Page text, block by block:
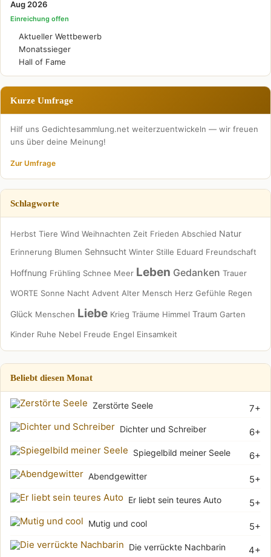
Aug 2026
Einreichung offen
Aktueller Wettbewerb
Monatssieger
Hall of Fame
Kurze Umfrage
Hilf uns Gedichtesammlung.net weiterzuentwickeln — wir freuen
uns über deine Meinung!
Zur Umfrage
Schlagworte
Herbst Tiere Wind Weihnachten Zeit Frieden Abschied Natur
Erinnerung Blumen Sehnsucht Winter Stille Eduard Freundschaft
Hoffnung Frühling Schnee Meer Leben Gedanken Trauer
WORTE Sonne Nacht Advent Alter Mensch Herz Gefühle Regen
Glück Menschen Liebe Krieg Träume Himmel Traum Garten
Kinder Ruhe Nebel Freude Engel Einsamkeit
Beliebt diesen Monat
7+
Zerstörte Seele
6+
Dichter und Schreiber
6+
Spiegelbild meiner Seele
5+
Abendgewitter
5+
Er liebt sein teures Auto
5+
Mutig und cool
4+
Die verrückte Nachbarin